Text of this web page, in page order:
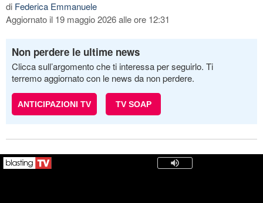
di Federica Emmanuele
Aggiornato il 19 maggio 2026 alle ore 12:31
Non perdere le ultime news
Clicca sull’argomento che ti interessa per seguirlo. Ti
terremo aggiornato con le news da non perdere.
ANTICIPAZIONI TV TV SOAP